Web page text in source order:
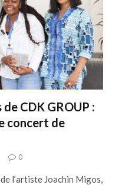
CDK GROUP :
concert de
0
l’artiste Joachin Migos,